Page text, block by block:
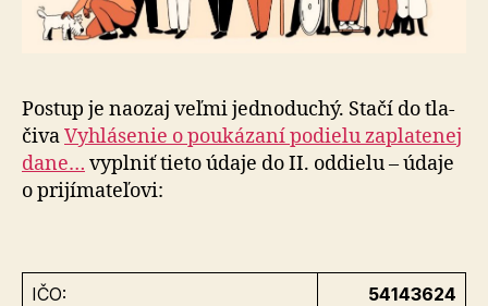
Postup je naozaj veľmi jed­no­duchý. Stačí do tla­
či­vaVyhlá­se­nie o po­u­ká­za­ní podielu zapla­te­nej
dane… vyplniť tieto údaje do II. od­die­lu – údaje
o pri­jí­ma­te­ľo­vi:
IČO:
54143624